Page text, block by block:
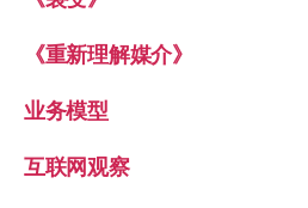
《重新理解媒介》
业务模型
互联网观察